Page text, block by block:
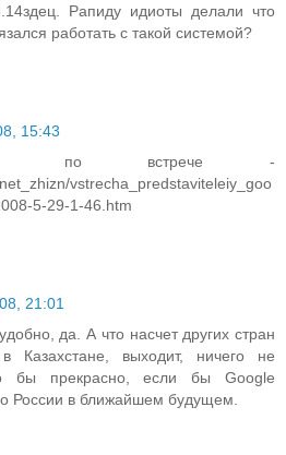
Рапиду идиоты делали что
работать с такой системой?
15:43
по встрече -
vstrecha_predstaviteleiy_goo
5-29-1-46.htm
21:01
да. А что насчет других стран
выходит, ничего не
бы прекрасно, если бы Google
России в ближайшем будущем.